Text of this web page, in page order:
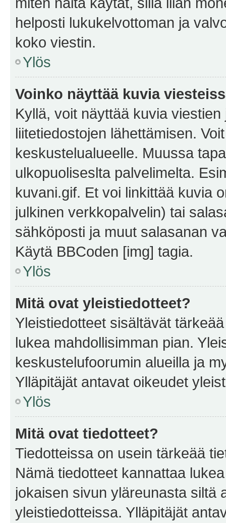
helposti lukukelvottoman ja
koko viestin.
Ylös
Voinko näyttää kuvia
Kyllä, voit näyttää kuvia
liitetiedostojen lähettämisen.
keskustelualueelle. Muussa
ulkopuoliseslta palvelimelta.
kuvani.gif. Et voi linkittää kuvia
julkinen verkkopalvelin) tai
sähköposti ja muut salasanan
Käytä BBCoden [img] tagia.
Ylös
Mitä ovat yleistiedotteet?
Yleistiedotteet sisältävät
lukea mahdollisimman pian.
keskustelufoorumin alueilla ja
Ylläpitäjät antavat oikeudet
Ylös
Mitä ovat tiedotteet?
Tiedotteissa on usein tärkeää
Nämä tiedotteet kannattaa
jokaisen sivun yläreunasta siltä
yleistiedotteissa. Ylläpitäjät